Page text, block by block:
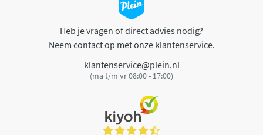
Heb je vragen of direct advies nodig?
Neem contact op met onze klantenservice.
klantenservice@plein.nl
(ma t/m vr 08:00 - 17:00)